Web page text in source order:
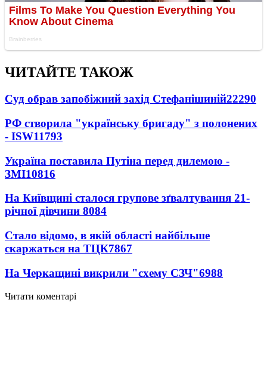
ЧИТАЙТЕ ТАКОЖ
Суд обрав запобіжний захід Стефанішиній22290
РФ створила "українську бригаду" з полонених
- ISW11793
Україна поставила Путіна перед дилемою -
ЗМІ10816
На Київщині сталося групове зґвалтування 21-
річної дівчини 8084
Стало відомо, в якій області найбільше
скаржаться на ТЦК7867
На Черкащині викрили "схему СЗЧ"6988
Читати коментарі